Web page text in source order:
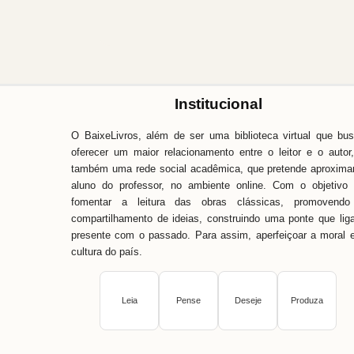
Institucional
O BaixeLivros, além de ser uma biblioteca virtual que
oferecer um maior relacionamento entre o leitor e o
também uma rede social acadêmica, que pretende
aluno do professor, no ambiente online. Com o objetivo
fomentar a leitura das obras clássicas,
compartilhamento de ideias, construindo uma ponte que
presente com o passado. Para assim, aperfeiçoar a moral
cultura do país.
Leia Pense Deseje Produza